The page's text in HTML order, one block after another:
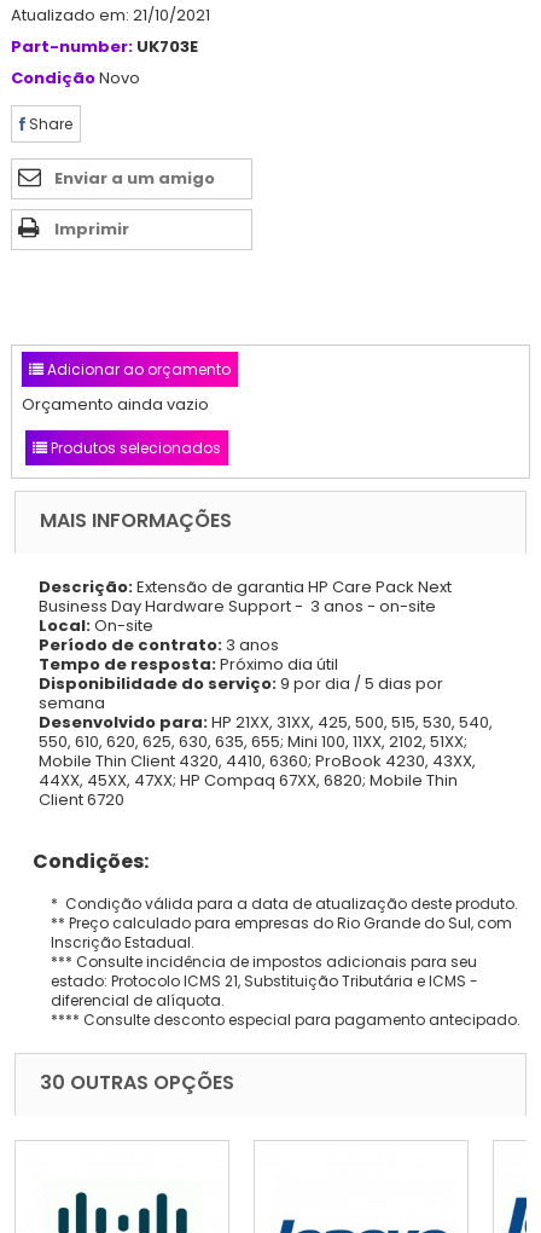
Atualizado em: 21/10/2021
Part-number: UK703E
CondiçãoNovo
Share
Enviar a um amigo
Imprimir
Adicionar ao orçamento
Orçamento ainda vazio
Produtos selecionados
MAIS INFORMAÇÕES
Descrição:Extensão de garantia HP Care Pack Next
Business Day Hardware Support - 3 anos - on-site
Local:On-site
Período de contrato: 3 anos
Tempo de resposta:Próximo dia útil
Disponibilidade do serviço:9 por dia / 5 dias por
semana
Desenvolvido para:HP 21XX, 31XX, 425, 500, 515, 530, 540,
550, 610, 620, 625, 630, 635, 655; Mini 100, 11XX, 2102, 51XX;
Mobile Thin Client 4320, 4410, 6360; ProBook 4230, 43XX,
44XX, 45XX, 47XX; HP Compaq 67XX, 6820; Mobile Thin
Client 6720
Condições:
* Condição válida para a data de atualização deste produto.
** Preço calculado para empresas do Rio Grande do Sul, com
Inscrição Estadual.
*** Consulte incidência de impostos adicionais para seu
estado: Protocolo ICMS 21, Substituição Tributária e ICMS -
diferencial de alíquota.
**** Consulte desconto especial para pagamento antecipado.
30 OUTRAS OPÇÕES